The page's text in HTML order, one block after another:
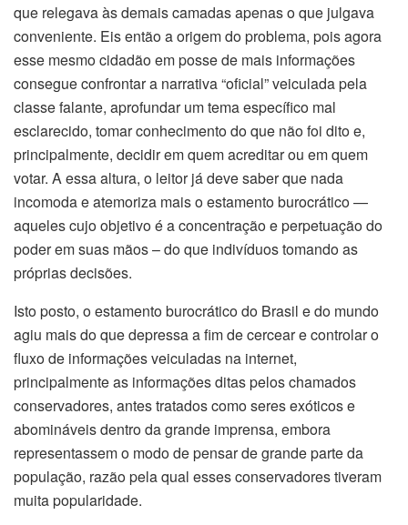
que relegava às demais camadas apenas o que julgava
conveniente. Eis então a origem do problema, pois agora
esse mesmo cidadão em posse de mais informações
consegue confrontar a narrativa “oficial” veiculada pela
classe falante, aprofundar um tema específico mal
esclarecido, tomar conhecimento do que não foi dito e,
principalmente, decidir em quem acreditar ou em quem
votar. A essa altura, o leitor já deve saber que nada
incomoda e atemoriza mais o estamento burocrático —
aqueles cujo objetivo é a concentração e perpetuação do
poder em suas mãos – do que indivíduos tomando as
próprias decisões.
Isto posto, o estamento burocrático do Brasil e do mundo
agiu mais do que depressa a fim de cercear e controlar o
fluxo de informações veiculadas na internet,
principalmente as informações ditas pelos chamados
conservadores, antes tratados como seres exóticos e
abomináveis dentro da grande imprensa, embora
representassem o modo de pensar de grande parte da
população, razão pela qual esses conservadores tiveram
muita popularidade.